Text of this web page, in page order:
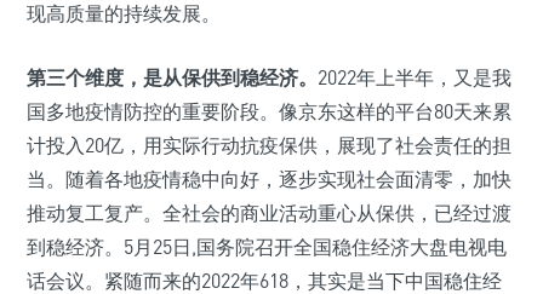
现高质量的持续发展。
第三个维度，是从保供到稳经济。 2022年上半年，又是我
国多地疫情防控的重要阶段。像京东这样的平台80天来累
计投入20亿，用实际行动抗疫保供，展现了社会责任的担
当。随着各地疫情稳中向好，逐步实现社会面清零，加快
推动复工复产。全社会的商业活动重心从保供，已经过渡
到稳经济。5月25日,国务院召开全国稳住经济大盘电视电
话会议。紧随而来的2022年618，其实是当下中国稳住经